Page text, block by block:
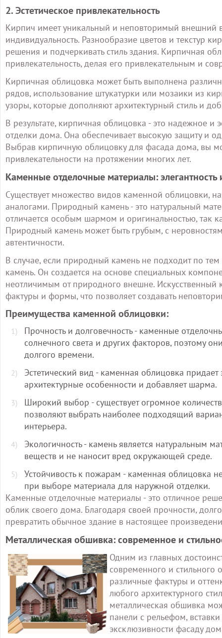
2. Эстетическое привлекательность
Кирпич имеет уникальный и неповторимый
индивидуальность. Разнообразие цветов и текстур
решения и подчеркивать стиль здания. Кирпичная
привлекательность, делая его привлекательным и
Кирпичная облицовка может быть выполнена
рядов, использование штукатурки или мозаики из
узоры, которые дополняют архитектурный стиль и
В результате, кирпичная облицовка - это надежное
отделки дома. Она обеспечивает высокую защиту и
Выбрав кирпичную облицовку для фасада дома, вы
привлекательности на протяжении многих лет.
Каменные отделочные материалы:
Существует множество видов каменной облицовки,
аналогами. Природный камень - это натуральный
отличается особым шармом и оригинальностью, так
Природный камень может быть грубым, с
автентичности.
В случае, если природный камень не подходит по
камень. Он создается на основе специальных
неотличимым от природного внешне.
фактуры и формы, что позволяет создавать
Преимущества каменной облицовки:
Прочность и долговечность - каменные
солнечного света и других факторов, поэтому
долгого времени.
Эстетический вид - каменная облицовка
архитектурные особенности и добавляет шарма.
Широкий выбор - существует огромное
позволяют выбрать наиболее подходящий
интерьера.
Экологичность - камень является натуральным
веществ и не наносит вред окружающей среде.
Устойчивость к пожарам - каменная облицовка
при выборе материала для наружной отделки.
Каменные отделочные материалы - это отличное
облик своего дома. Благодаря своей прочности,
превратить обычное здание в настоящее
Металлическая обшивка: современное и
Одним из главных
современного и стильного
различные фактуры и
любого архитектурного
металлическая обшивка
панели с рельефом,
эксклюзивности фасаду